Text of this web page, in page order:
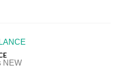
NEW